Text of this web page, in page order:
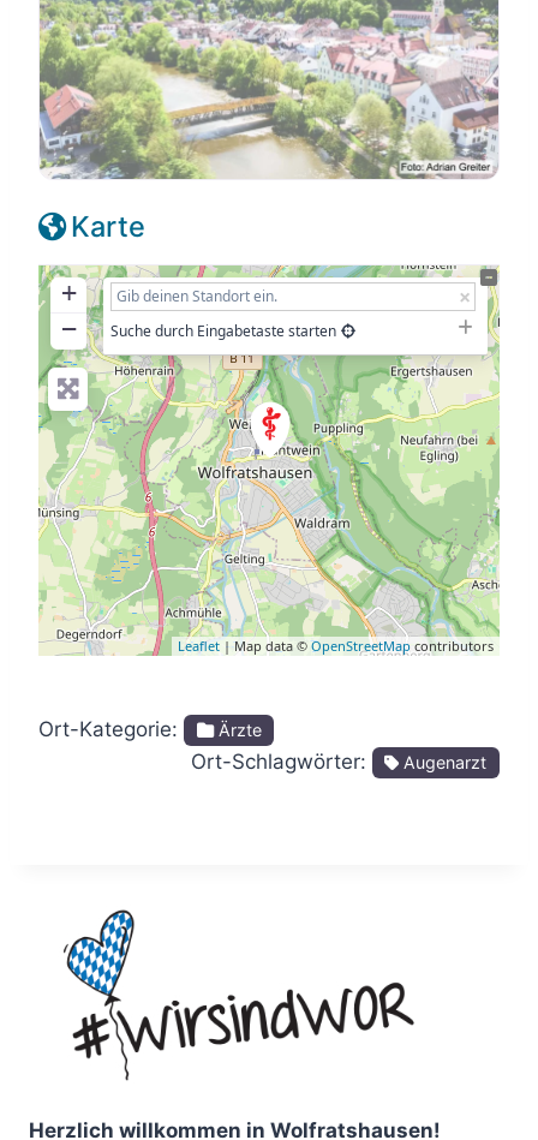
Karte
+
−
Suche durch Eingabetaste starten
Leaflet | Map data © OpenStreetMap contributors
Ort-Kategorie: Ärzte
Ort-Schlagwörter: Augenarzt
Herzlich willkommen in Wolfratshausen!